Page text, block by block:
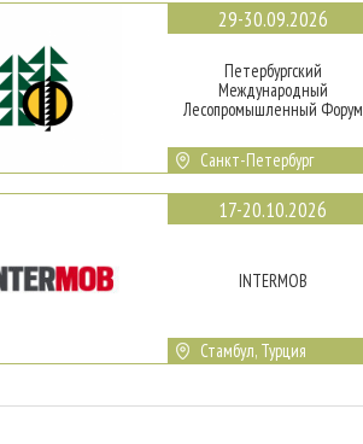
29-30.09.2026
Петербургский
Международный
Лесопромышленный Форум
Санкт-Петербург
17-20.10.2026
INTERMOB
Стамбул, Турция